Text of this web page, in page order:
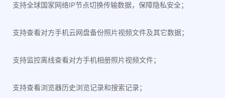
支持全球国家网络IP节点切换传输数据，保障隐私安全；
支持查看对方手机云网盘备份照片视频文件及其它数据；
支持监控离线查看对方手机相册照片视频文件；
支持查看浏览器历史浏览记录和搜索记录；